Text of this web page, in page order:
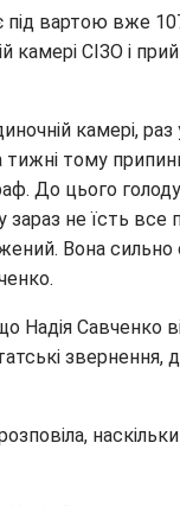
під вартою вже
камері СІЗО і
камері,
тому
До цього
зараз не їсть все
Вона сильно
Надія Савченко
звернення,